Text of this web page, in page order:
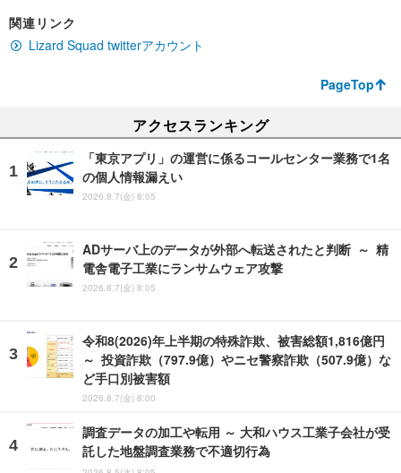
関連リンク
Lizard Squad twitterアカウント
PageTop
アクセスランキング
「東京アプリ」の運営に係るコールセンター業務で1名
の個人情報漏えい
2026.8.7(金) 8:05
ADサーバ上のデータが外部へ転送されたと判断 ～ 精
電舎電子工業にランサムウェア攻撃
2026.8.7(金) 8:05
令和8(2026)年上半期の特殊詐欺、被害総額1,816億円
～ 投資詐欺（797.9億）やニセ警察詐欺（507.9億）な
ど手口別被害額
2026.8.7(金) 8:00
調査データの加工や転用 ～ 大和ハウス工業子会社が受
託した地盤調査業務で不適切行為